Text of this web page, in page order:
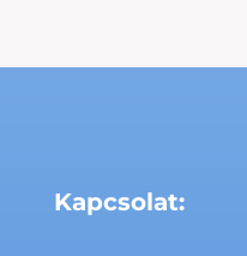
Kapcsolat: